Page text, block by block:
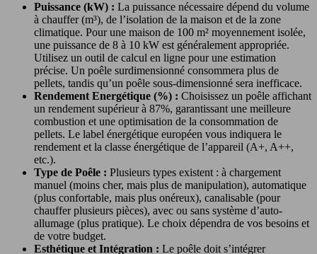
Puissance (kW) : La puissance nécessaire dépend du volume
à chauffer (m³), de l’isolation de la maison et de la zone
climatique. Pour une maison de 100 m² moyennement isolée,
une puissance de 8 à 10 kW est généralement appropriée.
Utilisez un outil de calcul en ligne pour une estimation
précise. Un poêle surdimensionné consommera plus de
pellets, tandis qu’un poêle sous-dimensionné sera inefficace.
Rendement Energétique (%) : Choisissez un poêle affichant
un rendement supérieur à 87%, garantissant une meilleure
combustion et une optimisation de la consommation de
pellets. Le label énergétique européen vous indiquera le
rendement et la classe énergétique de l’appareil (A+, A++,
etc.).
Type de Poêle : Plusieurs types existent : à chargement
manuel (moins cher, mais plus de manipulation), automatique
(plus confortable, mais plus onéreux), canalisable (pour
chauffer plusieurs pièces), avec ou sans système d’auto-
allumage (plus pratique). Le choix dépendra de vos besoins et
de votre budget.
Esthétique et Intégration : Le poêle doit s’intégrer